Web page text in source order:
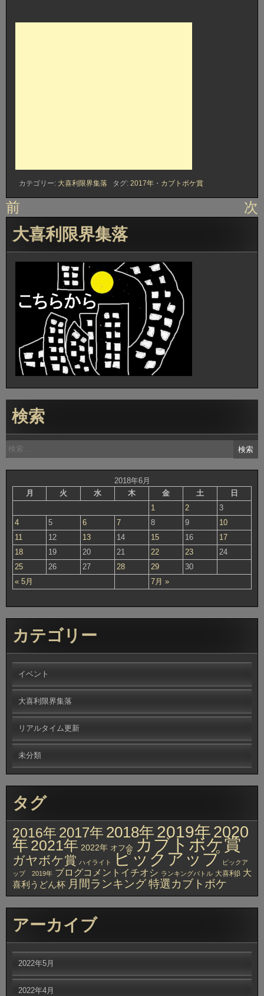
カテゴリー: 大喜利限界集落 タグ: 2017年 ・ カブトボケ賞
投
稿
ナ
ビ
前 次
大喜利限界集落
検索
検
索:
2018年6月
月
火 水 木 金 土 日
« 5月 7月 »
1 2
3
4
5 6 7 8 9
10
11
12 13 14 15 16
17
18
19 20 21 22 23
24
25
26 27 28 29 30
カテゴリー
イベント
大喜利限界集落
リアルタイム更新
未分類
タグ
2016年 2017年 2018年 2019年2020
年 2021年 2022年 オフ会 カブトボケ賞
ガヤボケ賞 ハイライト ピックアップ ピックア
ップ 2019年 ブログコメントイチオシ ランキングバトル 大喜利β 大
喜利うどん杯 月間ランキング特選カブトボケ
アーカイブ
2022年5月
2022年4月